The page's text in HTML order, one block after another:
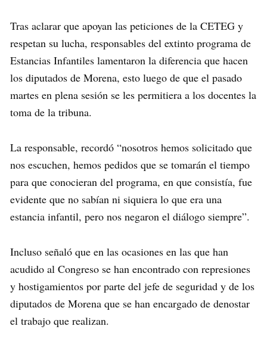
Tras aclarar que apoyan las peticiones de la CETEG y
respetan su lucha, responsables del extinto programa de
Estancias Infantiles lamentaron la diferencia que hacen
los diputados de Morena, esto luego de que el pasado
martes en plena sesión se les permitiera a los docentes la
toma de la tribuna.
La responsable, recordó “nosotros hemos solicitado que
nos escuchen, hemos pedidos que se tomarán el tiempo
para que conocieran del programa, en que consistía, fue
evidente que no sabían ni siquiera lo que era una
estancia infantil, pero nos negaron el diálogo siempre”.
Incluso señaló que en las ocasiones en las que han
acudido al Congreso se han encontrado con represiones
y hostigamientos por parte del jefe de seguridad y de los
diputados de Morena que se han encargado de denostar
el trabajo que realizan.